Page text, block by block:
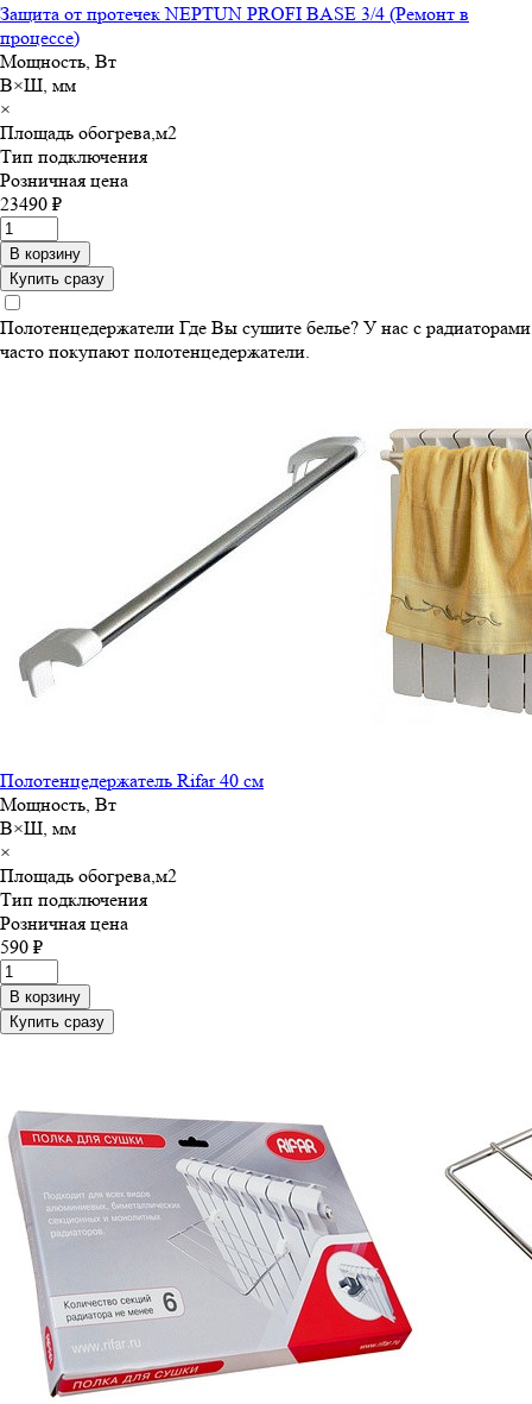
Защита от протечек NEPTUN PROFI BASE 3/4 (Ремонт в
процессе)
Мощность, Вт
В×Ш, мм
×
Площадь обогрева,м2
Тип подключения
Розничная цена
23490 ₽
В корзину
Купить сразу
Полотенцедержатели Где Вы сушите белье? У нас с радиаторами
часто покупают полотенцедержатели.
Полотенцедержатель Rifar 40 см
Мощность, Вт
В×Ш, мм
×
Площадь обогрева,м2
Тип подключения
Розничная цена
590 ₽
В корзину
Купить сразу